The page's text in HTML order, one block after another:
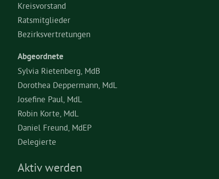
Kreisvorstand
Ratsmitglieder
Bezirksvertretungen
Abgeordnete
Sylvia Rietenberg, MdB
Dorothea Deppermann, MdL
Josefine Paul, MdL
Robin Korte, MdL
Daniel Freund, MdEP
Delegierte
Aktiv werden